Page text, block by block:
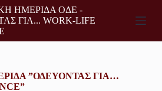
ΗΜΕΡΙΔΑ ΟΔΕ -
ΓΙΑ... WORK-LIFE
”ΟΔΕΥΟΝΤΑΣ ΓΙΑ…